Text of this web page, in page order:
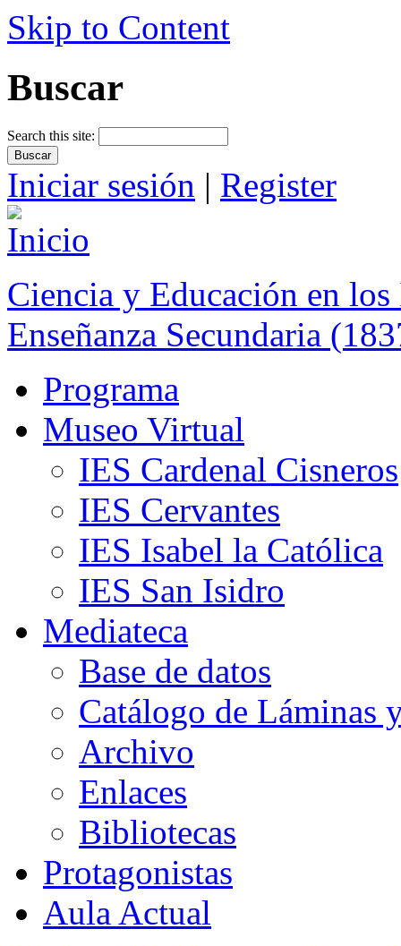
Skip to Content
Buscar
Search this site:
Iniciar sesión | Register
Ciencia y Educación en
Enseñanza Secundaria
Programa
Museo Virtual
IES Cardenal Cisneros
IES Cervantes
IES Isabel la Católica
IES San Isidro
Mediateca
Base de datos
Catálogo de Láminas
Archivo
Enlaces
Bibliotecas
Protagonistas
Aula Actual